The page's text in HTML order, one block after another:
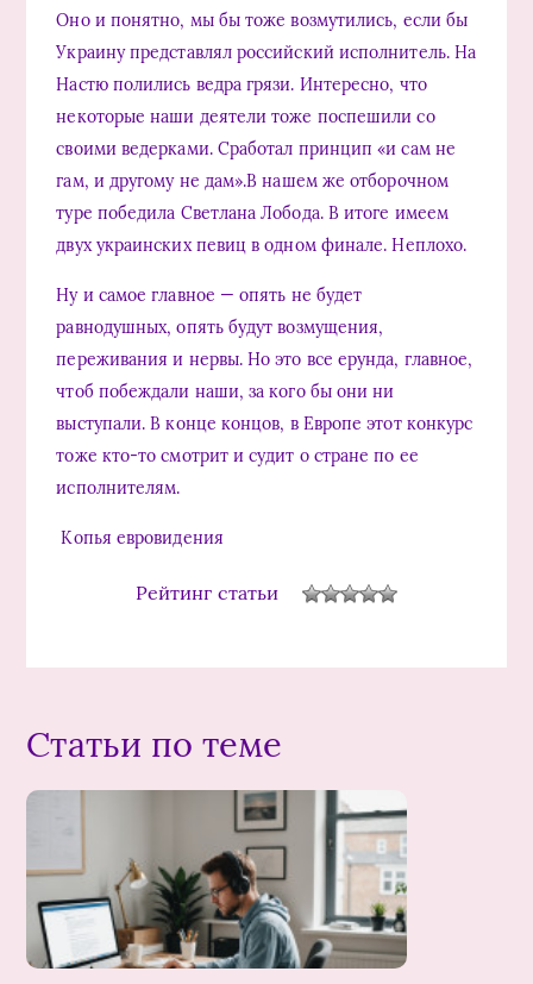
Оно и понятно, мы бы тоже возмутились, если бы
Украину представлял российский исполнитель. На
Настю полились ведра грязи. Интересно, что
некоторые наши деятели тоже поспешили со
своими ведерками. Сработал принцип «и сам не
гам, и другому не дам».В нашем же отборочном
туре победила Светлана Лобода. В итоге имеем
двух украинских певиц в одном финале. Неплохо.
Ну и самое главное — опять не будет
равнодушных, опять будут возмущения,
переживания и нервы. Но это все ерунда, главное,
чтоб побеждали наши, за кого бы они ни
выступали. В конце концов, в Европе этот конкурс
тоже кто-то смотрит и судит о стране по ее
исполнителям.
Копья евровидения
Рейтинг статьи
Статьи по теме